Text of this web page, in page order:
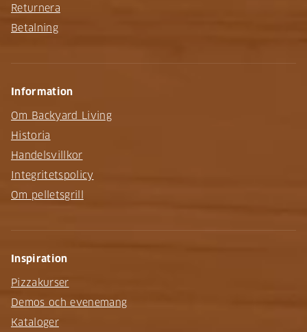
Returnera
Betalning
Information
Om Backyard Living
Historia
Handelsvillkor
Integritetspolicy
Om pelletsgrill
Inspiration
Pizzakurser
Demos och evenemang
Kataloger